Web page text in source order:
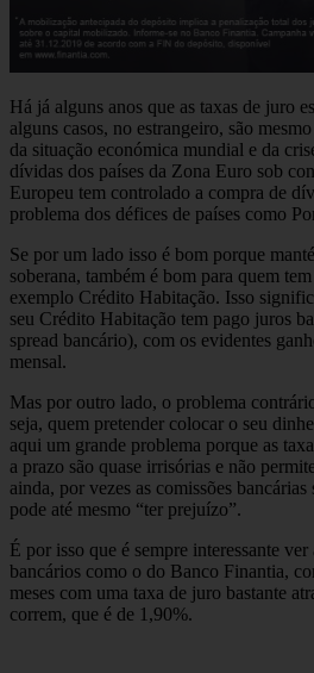
Há já alguns anos que as taxas de juro
alguns casos, no estrangeiro, são
da situação económica mundial e da
dívidas dos países da Zona Euro sob
Europeu tem controlado a compra de
problema dos défices de países como
Se por um lado isso é bom porque
soberana, também é bom para quem
exemplo Crédito Habitação. Isso
seu Crédito Habitação tem pago juros
spread bancário), com os evidentes
mensal.
Mas por outro lado, o problema
seja, quem pretender colocar o seu
aqui um grande problema porque as
a prazo são quase irrisórias e não
ainda, por vezes as comissões
pode até mesmo “ter prejuízo”.
É por isso que é sempre interessante
bancários como o do Banco Finantia,
meses com uma taxa de juro bastante
correm, que é de 1,90%.